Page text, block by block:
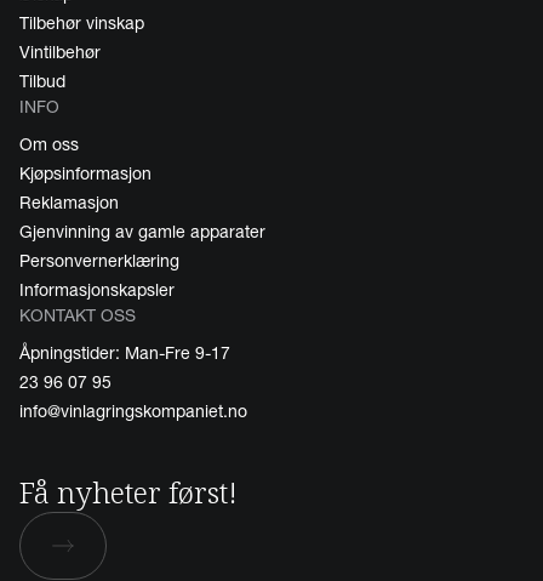
Tilbehør vinskap
Vintilbehør
Tilbud
INFO
Om oss
Kjøpsinformasjon
Reklamasjon
Gjenvinning av gamle apparater
Personvernerklæring
Informasjonskapsler
KONTAKT OSS
Åpningstider: Man-Fre 9-17
23 96 07 95
info@vinlagringskompaniet.no
Få nyheter først!